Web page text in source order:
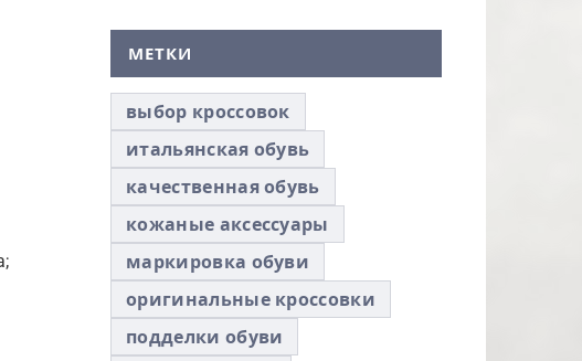
МЕТКИ
выбор кроссовок
итальянская обувь
качественная обувь
кожаные аксессуары
маркировка обуви
оригинальные кроссовки
подделки обуви